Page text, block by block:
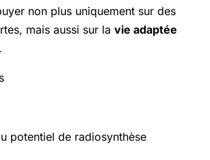
non plus uniquement sur des
mais aussi sur la vie adaptée
.
potentiel de radiosynthèse